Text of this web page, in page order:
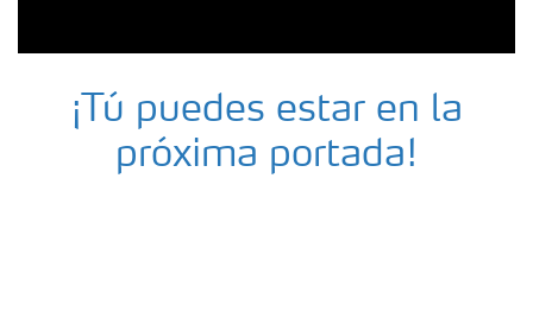
¡Tú puedes estar en la
próxima portada!